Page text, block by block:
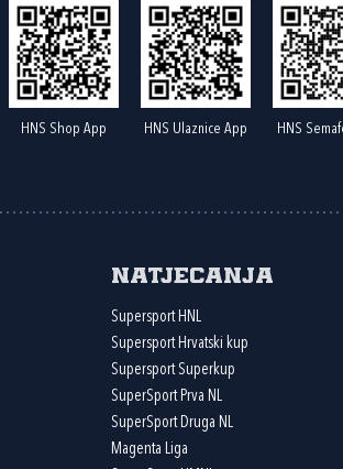
HNS Shop App HNS Ulaznice App HNS
Natjecanja
Supersport HNL
Supersport Hrvatski kup
Supersport Superkup
SuperSport Prva NL
SuperSport Druga NL
Magenta Liga